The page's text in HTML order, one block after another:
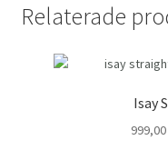
Relaterade
Isay
999,00